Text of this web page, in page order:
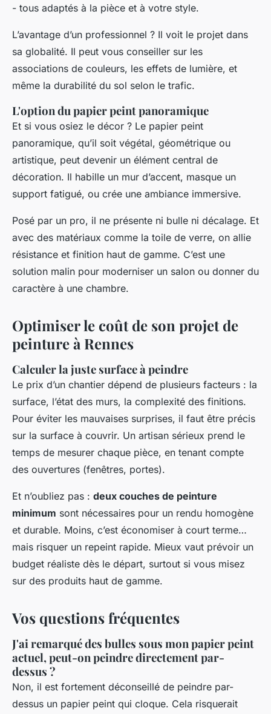
- tous adaptés à la pièce et à votre style.
L’avantage d’un professionnel ? Il voit le projet dans
sa globalité. Il peut vous conseiller sur les
associations de couleurs, les effets de lumière, et
même la durabilité du sol selon le trafic.
L'option du papier peint panoramique
Et si vous osiez le décor ? Le papier peint
panoramique, qu’il soit végétal, géométrique ou
artistique, peut devenir un élément central de
décoration. Il habille un mur d’accent, masque un
support fatigué, ou crée une ambiance immersive.
Posé par un pro, il ne présente ni bulle ni décalage. Et
avec des matériaux comme la toile de verre, on allie
résistance et finition haut de gamme. C’est une
solution malin pour moderniser un salon ou donner du
caractère à une chambre.
Optimiser le coût de son projet de
peinture à Rennes
Calculer la juste surface à peindre
Le prix d’un chantier dépend de plusieurs facteurs : la
surface, l’état des murs, la complexité des finitions.
Pour éviter les mauvaises surprises, il faut être précis
sur la surface à couvrir. Un artisan sérieux prend le
temps de mesurer chaque pièce, en tenant compte
des ouvertures (fenêtres, portes).
Et n’oubliez pas : deux couches de peinture
minimum sont nécessaires pour un rendu homogène
et durable. Moins, c’est économiser à court terme…
mais risquer un repeint rapide. Mieux vaut prévoir un
budget réaliste dès le départ, surtout si vous misez
sur des produits haut de gamme.
Vos questions fréquentes
J'ai remarqué des bulles sous mon papier peint
actuel, peut-on peindre directement par-
dessus ?
Non, il est fortement déconseillé de peindre par-
dessus un papier peint qui cloque. Cela risquerait